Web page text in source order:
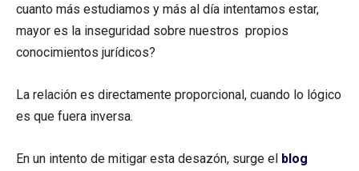
cuanto más estudiamos y más al día intentamos estar,
mayor es la inseguridad sobre nuestros propios
conocimientos jurídicos?
La relación es directamente proporcional, cuando lo lógico
es que fuera inversa.
En un intento de mitigar esta desazón, surge el blog